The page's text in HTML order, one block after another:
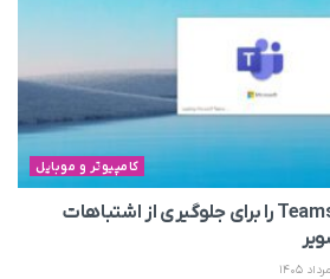
کامپیوتر و موبایل
مایکروسافت اپلیکیشن Teams را برای جلوگیری از اشتباهات